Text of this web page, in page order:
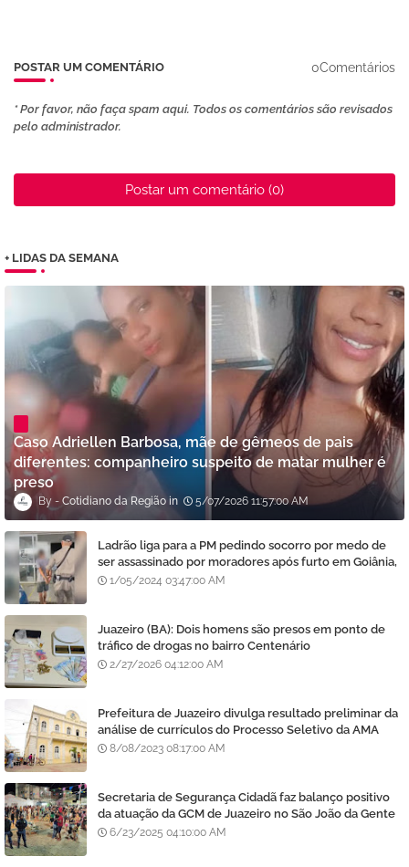
POSTAR UM COMENTÁRIO 0Comentários
* Por favor, não faça spam aqui. Todos os comentários são revisados ​​
pelo administrador.
Postar um comentário (0)
+ LIDAS DA SEMANA
Caso Adriellen Barbosa, mãe de gêmeos de pais
diferentes: companheiro suspeito de matar mulher é
preso
Cotidiano da Região 5/07/2026 11:57:00 AM
Ladrão liga para a PM pedindo socorro por medo de
ser assassinado por moradores após furto em Goiânia,
diz polícia
1/05/2024 03:47:00 AM
Juazeiro (BA): Dois homens são presos em ponto de
tráfico de drogas no bairro Centenário
2/27/2026 04:12:00 AM
Prefeitura de Juazeiro divulga resultado preliminar da
análise de currículos do Processo Seletivo da AMA
8/08/2023 08:17:00 AM
Secretaria de Segurança Cidadã faz balanço positivo
da atuação da GCM de Juazeiro no São João da Gente
6/23/2025 04:10:00 AM